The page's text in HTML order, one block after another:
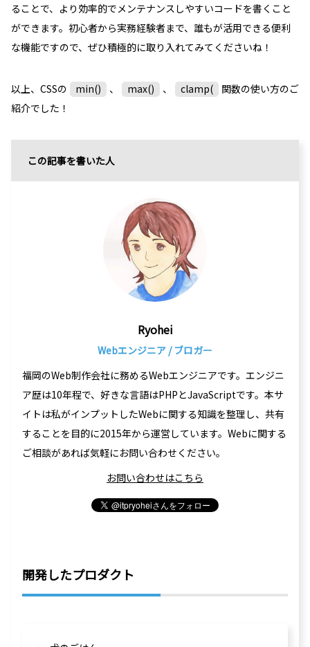
ることで、より効率的でメンテナンスしやすいコードを書くこと
ができます。初心者から実務経験者まで、誰もが活用できる便利
な機能ですので、ぜひ積極的に取り入れてみてくださいね！
以上、CSSの min() 、 max() 、 clamp(
関数の使い方のご
紹介でした！
この記事を書いた人
Ryohei
Webエンジニア / ブロガー
福岡のWeb制作会社に務めるWebエンジニアです。エンジニ
ア歴は10年程で、好きな言語はPHPとJavaScriptです。本サ
イトは私がインプットしたWebに関する知識を整理し、共有
することを目的に2015年から運営しています。Webに関する
ご相談があれば気軽にお問い合わせください。
お問い合わせはこちら
開発したプロダクト